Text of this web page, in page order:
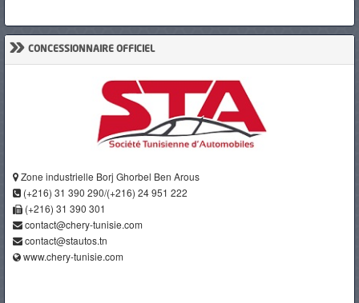
» CONCESSIONNAIRE OFFICIEL
Zone industrielle Borj Ghorbel Ben Arous
(+216) 31 390 290/(+216) 24 951 222
(+216) 31 390 301
contact@chery-tunisie.com
contact@stautos.tn
www.chery-tunisie.com